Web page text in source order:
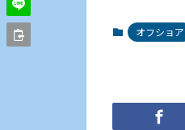
オフショア